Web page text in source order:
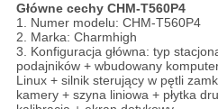
Główne cechy CHM-T560P4
1. Numer modelu: CHM-T560P4
2. Marka: Charmhigh
3. Konfiguracja główna: typ
podajników + wbudowany
Linux + silnik sterujący w pętli
kamery + szyna liniowa + płytka